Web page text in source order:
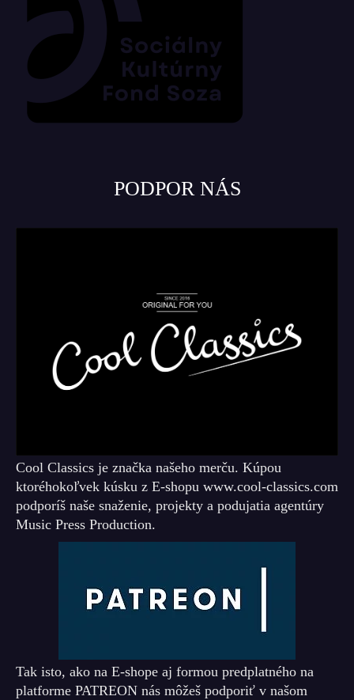
PODPOR NÁS
Cool Classics je značka našeho merču. Kúpou
ktoréhokoľvek kúsku z E-shopu www.cool-classics.com
podporíš naše snaženie, projekty a podujatia agentúry
Music Press Production.
Tak isto, ako na E-shope aj formou predplatného na
platforme PATREON nás môžeš podporiť v našom